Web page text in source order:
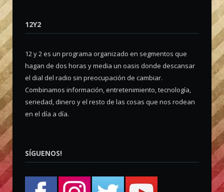
12Y2
12 y 2 es un programa organizado en segmentos que
hagan de dos horas y media un oasis donde descansar
el dial del radio sin preocupación de cambiar.
Combinamos información, entretenimiento, tecnología,
seriedad, dinero y el resto de las cosas que nos rodean
en el día a día.
SÍGUENOS!